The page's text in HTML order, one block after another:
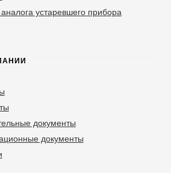
устаревшего прибора
документы
документы